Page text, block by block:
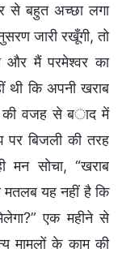
बहुत अच्छा लगा
जारी रखूँगी, तो
और मैं परमेश्वर का
थी कि अपनी खराब
की वजह से बाद में
पर बिजली की तरह
मन सोचा, “खराब
मतलब यह नहीं है कि
एक महीने से
मामलों के काम की